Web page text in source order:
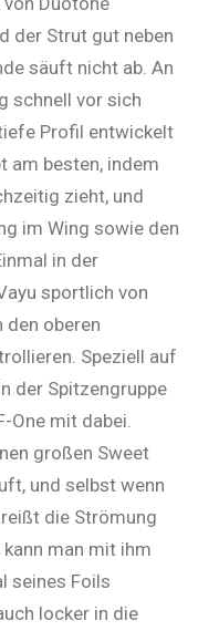
der Strut gut neben
säuft nicht ab. An
schnell vor sich
Profil entwickelt
am besten, indem
zieht, und
im Wing sowie den
in der
sportlich von
den oberen
Speziell auf
der Spitzengruppe
One mit dabei.
großen Sweet
und selbst wenn
die Strömung
man mit ihm
seines ­Foils
locker in die